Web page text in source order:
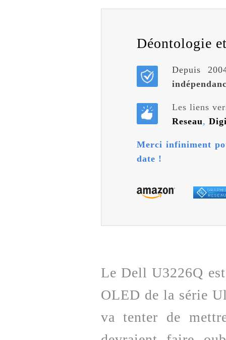
Déontologie
Depuis
Les liens
Reseau,
Merci infiniment
date !
Le Dell U3226Q
OLED de la série
va tenter de